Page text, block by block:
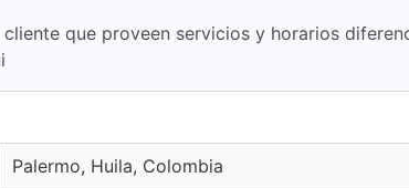
que proveen servicios y horarios
Palermo, Huila, Colombia